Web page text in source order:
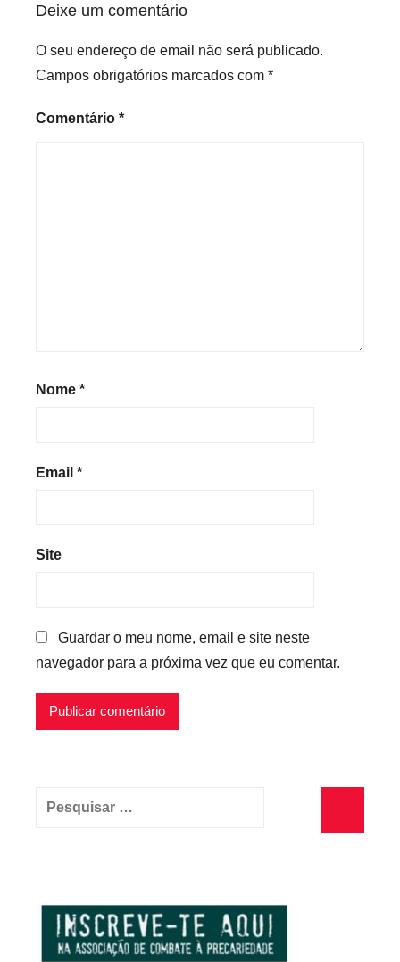
Deixe um comentário
O seu endereço de email não será publicado.
Campos obrigatórios marcados com *
Comentário *
Nome *
Email *
Site
Guardar o meu nome, email e site neste
navegador para a próxima vez que eu comentar.
Pesquisar